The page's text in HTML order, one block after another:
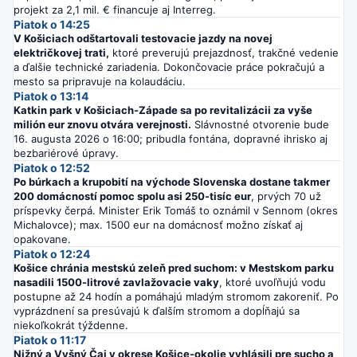
projekt za 2,1 mil. € financuje aj Interreg.
Piatok o 14:25
V Košiciach odštartovali testovacie jazdy na novej
električkovej trati, ktoré preverujú prejazdnosť, trakčné vedenie
a ďalšie technické zariadenia. Dokončovacie práce pokračujú a
mesto sa pripravuje na kolaudáciu.
Piatok o 13:14
Katkin park v Košiciach-Západe sa po revitalizácii za vyše
milión eur znovu otvára verejnosti. Slávnostné otvorenie bude
16. augusta 2026 o 16:00; pribudla fontána, dopravné ihrisko aj
bezbariérové úpravy.
Piatok o 12:52
Po búrkach a krupobití na východe Slovenska dostane takmer
200 domácností pomoc spolu asi 250-tisíc eur, prvých 70 už
príspevky čerpá. Minister Erik Tomáš to oznámil v Sennom (okres
Michalovce); max. 1500 eur na domácnosť možno získať aj
opakovane.
Piatok o 12:24
Košice chránia mestskú zeleň pred suchom: v Mestskom parku
nasadili 1500-litrové zavlažovacie vaky, ktoré uvoľňujú vodu
postupne až 24 hodín a pomáhajú mladým stromom zakoreniť. Po
vyprázdnení sa presúvajú k ďalším stromom a dopĺňajú sa
niekoľkokrát týždenne.
Piatok o 11:17
Nižný a Vyšný Čaj v okrese Košice-okolie vyhlásili pre sucho a